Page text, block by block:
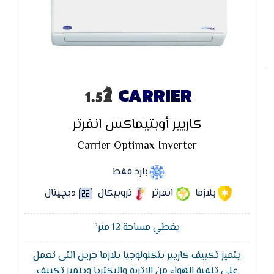
CARRIER
كاريير أوبتيماكس انفرتر
Carrier Optimax Inverter
بارد فقط
بلازما
انفرتر تروبيكال ديچيتال
يغطي مساحة 12 متر²
يتميز تكييف كاريير بتكنولوجيا بلازما جرين التى تعمل